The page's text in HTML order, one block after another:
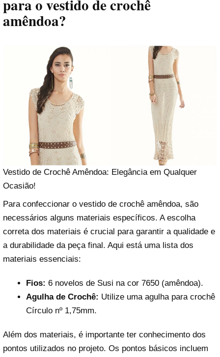
para o vestido de crochê
amêndoa?
Vestido de Crochê Amêndoa: Elegância em Qualquer
Ocasião!
Para confeccionar o vestido de crochê amêndoa, são
necessários alguns materiais específicos. A escolha
correta dos materiais é crucial para garantir a qualidade e
a durabilidade da peça final. Aqui está uma lista dos
materiais essenciais:
Fios: 6 novelos de Susi na cor 7650 (amêndoa).
Agulha de Crochê: Utilize uma agulha para crochê
Círculo nº 1,75mm.
Além dos materiais, é importante ter conhecimento dos
pontos utilizados no projeto. Os pontos básicos incluem